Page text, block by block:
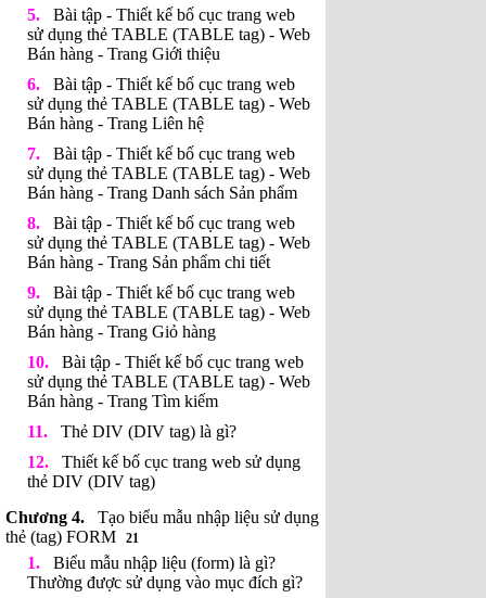
Bài tập - Thiết kế bố cục trang web
sử dụng thẻ TABLE (TABLE tag) - Web
Bán hàng - Trang Giới thiệu
Bài tập - Thiết kế bố cục trang web
sử dụng thẻ TABLE (TABLE tag) - Web
Bán hàng - Trang Liên hệ
Bài tập - Thiết kế bố cục trang web
sử dụng thẻ TABLE (TABLE tag) - Web
Bán hàng - Trang Danh sách Sản phẩm
Bài tập - Thiết kế bố cục trang web
sử dụng thẻ TABLE (TABLE tag) - Web
Bán hàng - Trang Sản phẩm chi tiết
Bài tập - Thiết kế bố cục trang web
sử dụng thẻ TABLE (TABLE tag) - Web
Bán hàng - Trang Giỏ hàng
Bài tập - Thiết kế bố cục trang web
sử dụng thẻ TABLE (TABLE tag) - Web
Bán hàng - Trang Tìm kiếm
Thẻ DIV (DIV tag) là gì?
Thiết kế bố cục trang web sử dụng
thẻ DIV (DIV tag)
Tạo biểu mẫu nhập liệu sử dụng
thẻ (tag) FORM
21
Biểu mẫu nhập liệu (form) là gì?
Thường được sử dụng vào mục đích gì?